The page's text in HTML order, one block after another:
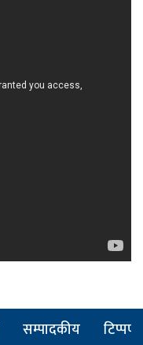
सम्पादकीय टिप्पणी